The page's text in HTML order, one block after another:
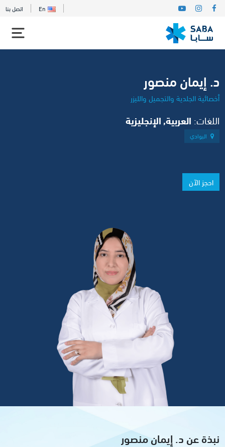
En اتصل بنا
د. إيمان منصور
أخصائية الجلدية والتجميل والليزر
اللغات: العربية, الإنجليزية
البوادي
احجز الآن
نبذة عن د. إيمان منصور